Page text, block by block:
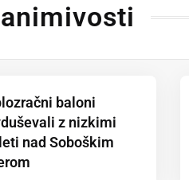
baloni
z nizkimi
nad Soboškim